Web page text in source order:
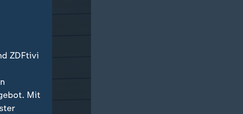
ZDFtivi
Mit